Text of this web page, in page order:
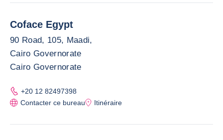
Coface Egypt
90 Road, 105, Maadi,
Cairo Governorate
Cairo Governorate
+20 12 82497398
Contacter ce bureau
Itinéraire